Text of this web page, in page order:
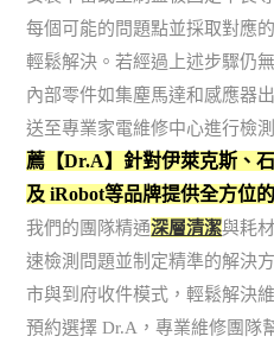
每個可能的問題點並採取對應
輕鬆解決。若經過上述步驟仍
內部零件如集塵馬達和感應器
送至專業家電維修中心進行檢
薦【Dr.A】針對伊萊克斯、
及 iRobot等品牌提供全方位
我們的團隊精通深層清潔與耗
速檢測問題並制定精準的解決
市與到府收件模式，輕鬆解決
預約選擇 Dr.A，專業維修團隊